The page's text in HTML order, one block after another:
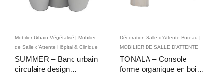
Mobilier Urbain Végétalisé | Mobilier
de Salle d'Attente Hôpital & Clinique
SUMMER – Banc urbain
circulaire design
Décoration Salle d'Attente Bureau |
MOBILIER DE SALLE D'ATTENTE
TONALA – Console
forme organique en bois